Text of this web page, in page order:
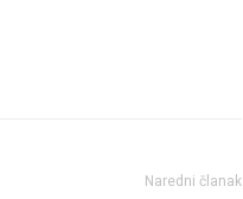
Naredni članak